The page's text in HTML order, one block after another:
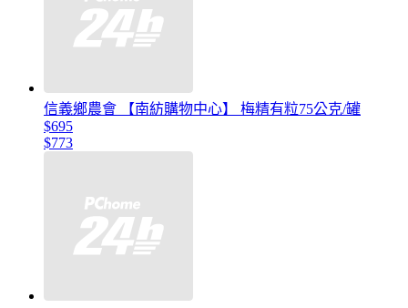
信義鄉農會 【南紡購物中心】 梅精有粒75公克/罐
$695
$773